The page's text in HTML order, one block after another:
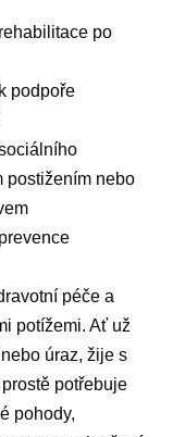
po
podpoře
postižením nebo
péče a
potížemi. Ať už
úraz, žije s
potřebuje
pohody,